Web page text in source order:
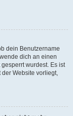
dein Benutzername
dich an einen
wurdest. Es ist
Website vorliegt,